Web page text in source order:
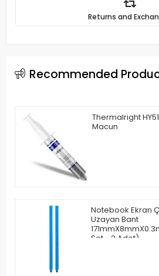
Returns and
Recommended
Thermalright
Macun
Notebook Ekran
Uzayan Bant
Set - 2 Adet)